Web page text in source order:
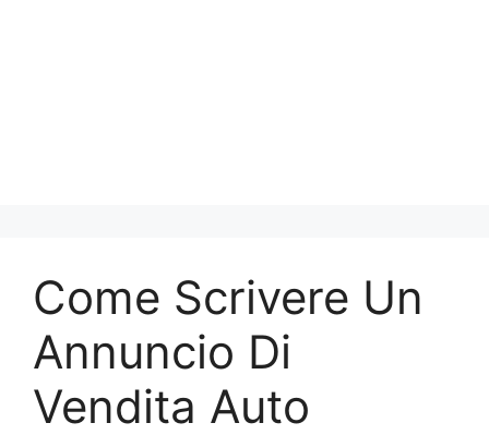
Come Scrivere Un
Annuncio Di
Vendita Auto